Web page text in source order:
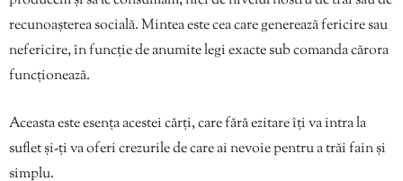
recunoașterea socială. Mintea este cea care generează fericire sau
nefericire, în funcție de anumite legi exacte sub comanda cărora
funcționează.
Aceasta este esența acestei cărți, care fără ezitare îți va intra la
suflet și-ți va oferi crezurile de care ai nevoie pentru a trăi fain și
simplu.